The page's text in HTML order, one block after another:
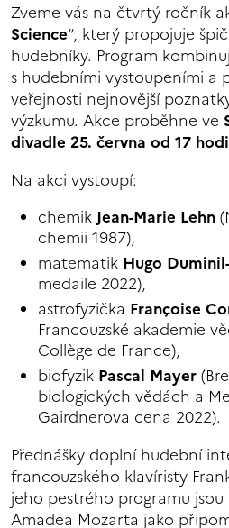
Zveme vás na čtvrtý ročník
Science“, který propojuje
hudebníky. Program
s hudebními vystoupeními a
veřejnosti nejnovější
výzkumu. Akce proběhne ve
divadle 25. června od 17
Na akci vystoupí:
chemikJean-Marie Lehn
chemii 1987),
matematik Hugo
medaile 2022),
astrofyzička Françoise
Francouzské akademie
Collège de France),
biofyzik Pascal Mayer
biologických vědách a
Gairdnerova cena 2022).
Přednášky doplní hudební
francouzského klavíristy
jeho pestrého programu jsou
Amadea Mozarta jako